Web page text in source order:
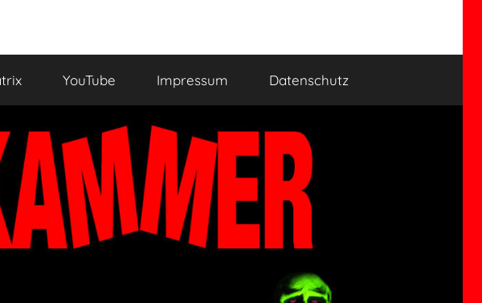
YouTube Impressum Datenschutz